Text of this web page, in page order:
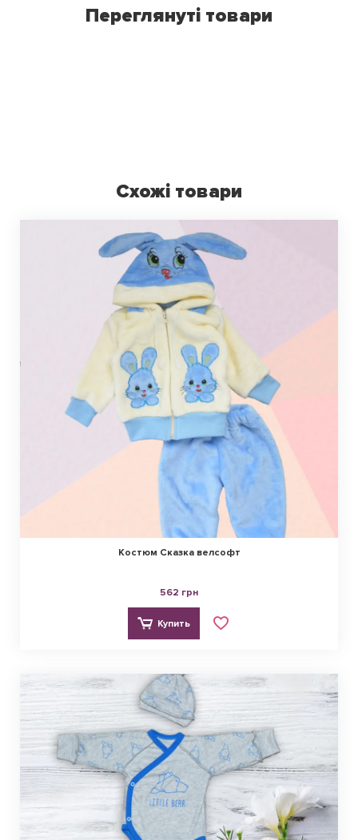
Переглянуті товари
Схожі товари
Костюм Сказка велсофт
562 грн
Купить